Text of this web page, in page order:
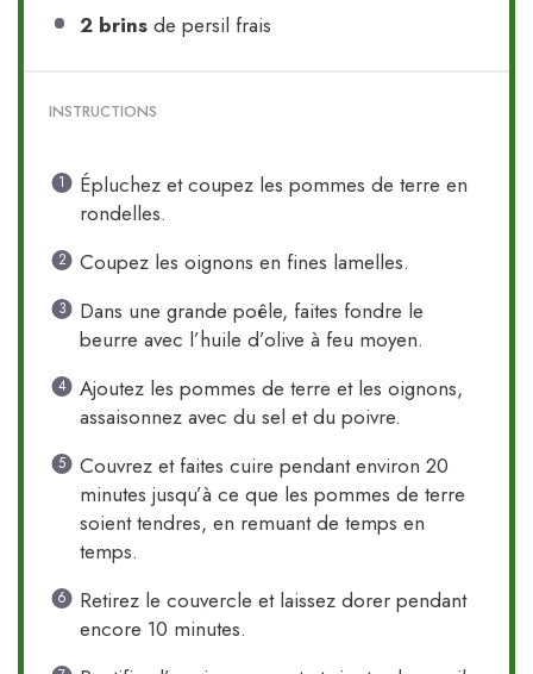
2brinsde persil frais
INSTRUCTIONS
Épluchez et coupez les pommes de terre en
rondelles.
Coupez les oignons en fines lamelles.
Dans une grande poêle, faites fondre le
beurre avec l’huile d’olive à feu moyen.
Ajoutez les pommes de terre et les oignons,
assaisonnez avec du sel et du poivre.
Couvrez et faites cuire pendant environ 20
minutes jusqu’à ce que les pommes de terre
soient tendres, en remuant de temps en
temps.
Retirez le couvercle et laissez dorer pendant
encore 10 minutes.